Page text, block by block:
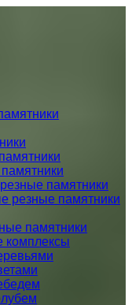
памятники
резные памятники
памятники
комплексы